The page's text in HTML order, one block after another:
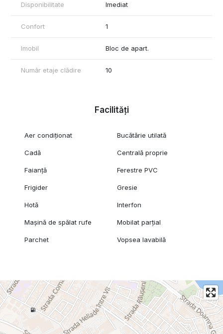
Disponibilitate Imediat
Confort 1
Imobil Bloc de apart.
Număr etaje clădire 10
Facilități
Aer condiționat Bucătărie utilată
Cadă Centrală proprie
Faianță Ferestre PVC
Frigider Gresie
Hotă Interfon
Mașină de spălat rufe Mobilat parțial
Parchet Vopsea lavabilă